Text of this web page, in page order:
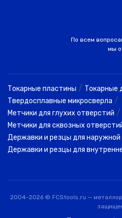
По всем
мы
Токарные пластины / Токарные
Твердосплавные микросверла /
Метчики для глухих отверстий /
Метчики для сквозных
Державки и резцы для наружной
Державки и резцы для
2004-2026 © FCStools.ru —